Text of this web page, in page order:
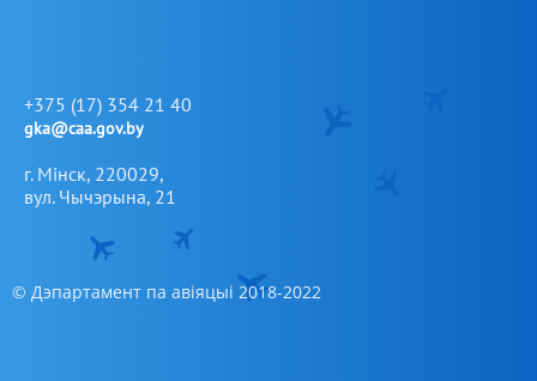
+375 (17) 354 21 40
gka@caa.gov.by
г. Мінск, 220029,
вул. Чычэрына, 21
© Дэпартамент па авіяцыі 2018-2022